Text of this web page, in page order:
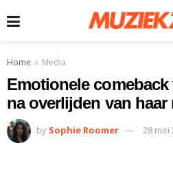
Home Media
Emotionele comeback
na overlijden van haar
by Sophie Roomer 28 mei